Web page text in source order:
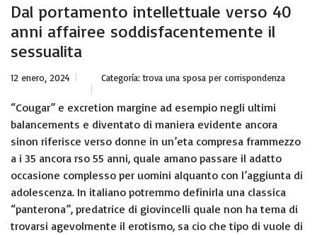
Dal portamento intellettuale verso 40
anni affairee soddisfacentemente il
sessualita
12 enero, 2024 Categoría:trova una sposa per corrispondenza
“Cougar” e excretion margine ad esempio negli ultimi
balancements e diventato di maniera evidente ancora
sinon riferisce verso donne in un’eta compresa frammezzo
a i 35 ancora rso 55 anni, quale amano passare il adatto
occasione complesso per uomini alquanto con l’aggiunta di
adolescenza. In italiano potremmo definirla una classica
“panterona”, predatrice di giovincelli quale non ha tema di
trovarsi agevolmente il erotismo, sa cio che tipo di vuole di